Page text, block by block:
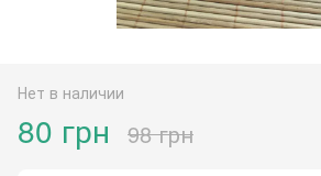
Нет в наличии
80 грн 98 грн